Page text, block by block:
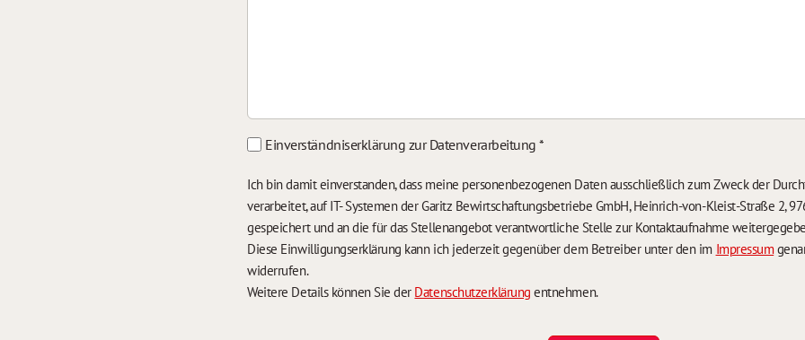
Einverständniserklärung zur Datenverarbeitung*
Ich bin damit einverstanden, dass meine personenbezogenen Daten ausschließlich zum Zweck der
verarbeitet, auf IT- Systemen der Garitz Bewirtschaftungsbetriebe GmbH, Heinrich-von-Kleist-Straße 2,
gespeichert und an die für das Stellenangebot verantwortliche Stelle zur Kontaktaufnahme
Diese Einwilligungserklärung kann ich jederzeit gegenüber dem Betreiber unter den im Impressum
widerrufen.
Weitere Details können Sie der Datenschutzerklärung entnehmen.